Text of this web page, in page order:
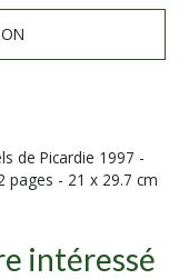
de Picardie 1997 -
pages - 21 x 29.7 cm
intéressé